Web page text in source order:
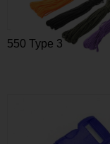
550 Type 3